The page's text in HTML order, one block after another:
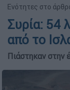
Ενότητες στο
Συρία: 54
από το
Πιάστηκαν στην